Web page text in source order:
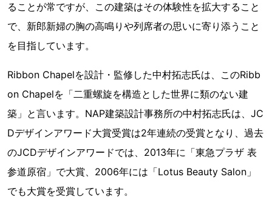
ることが常ですが、この建築はその体験性を拡大すること
で、新郎新婦の胸の高鳴りや列席者の思いに寄り添うこと
を目指しています。
Ribbon Chapelを設計・監修した中村拓志氏は、このRibb
on Chapelを「二重螺旋を構造とした世界に類のない建
築」と言います。NAP建築設計事務所の中村拓志氏は、JC
Dデザインアワード大賞受賞は2年連続の受賞となり、過去
のJCDデザインアワードでは、2013年に「東急プラザ 表
参道原宿」で大賞、2006年には「Lotus Beauty Salon」
でも大賞を受賞しています。